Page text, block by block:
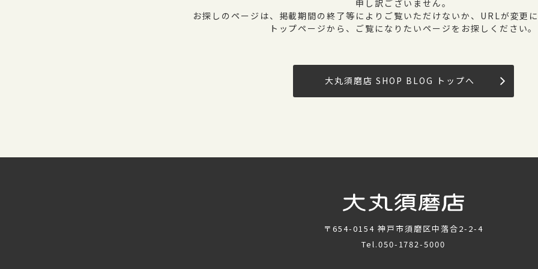
申し訳ございません。
お探しのページは、掲載期間の終了等によりご覧いただけないか、URLが変更に
トップページから、ご覧になりたいページをお探しください。
大丸須磨店 SHOP BLOG トップへ
〒654-0154神戸市須磨区中落合2-2-4
Tel.050-1782-5000